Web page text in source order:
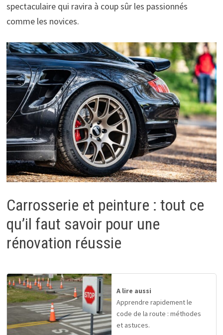
spectaculaire qui ravira à coup sûr les passionnés
comme les novices.
Carrosserie et peinture : tout ce
qu’il faut savoir pour une
rénovation réussie
A lire aussi
Apprendre rapidement le
code de la route : méthodes
et astuces.